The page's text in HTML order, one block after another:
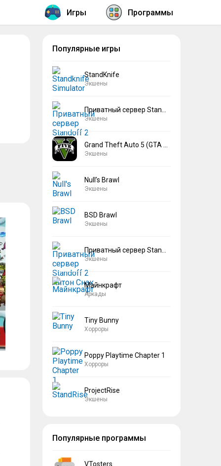
Игры Программы
Популярные игры
StandKnife
Экшены
Экшены
Экшены
Null’s Brawl
Экшены
BSD Brawl
Экшены
Экшены
Майнкрафт
Аркады
Tiny Bunny
Хорроры
Poppy Playtime Chapter 1
Хорроры
ProjectRise
Экшены
Популярные программы
VTosters